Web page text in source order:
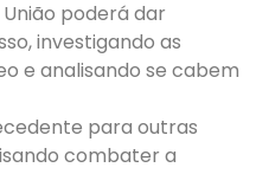
poderá dar
investigando as
e analisando se cabem
para outras
combater a